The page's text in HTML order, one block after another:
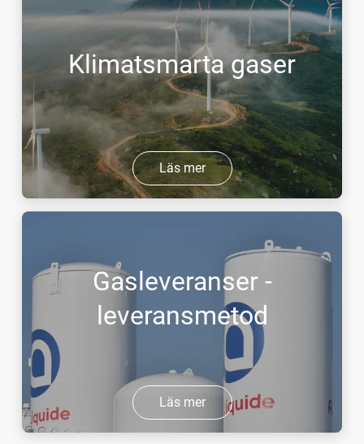
Klimatsmarta gaser
Läs mer
Gasleveranser -
leveransmetod
Läs mer